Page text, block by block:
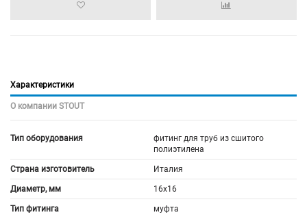
Характеристики
О компании STOUT
Тип оборудования
фитинг для труб из сшитого
полиэтилена
Страна изготовитель Италия
Диаметр, мм 16х16
Тип фитинга муфта